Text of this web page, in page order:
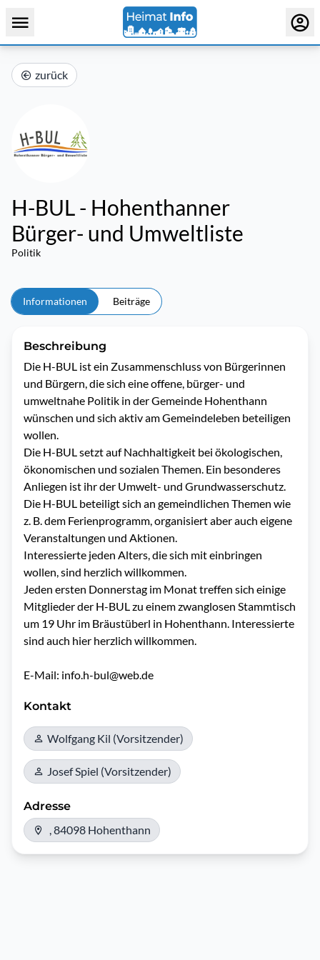
zurück
H-BUL - Hohenthanner
Bürger- und Umweltliste
Politik
Informationen Beiträge
Beschreibung
Die H-BUL ist ein Zusammenschluss von Bürgerinnen
und Bürgern, die sich eine offene, bürger- und
umweltnahe Politik in der Gemeinde Hohenthann
wünschen und sich aktiv am Gemeindeleben beteiligen
wollen.
Die H-BUL setzt auf Nachhaltigkeit bei ökologischen,
ökonomischen und sozialen Themen. Ein besonderes
Anliegen ist ihr der Umwelt- und Grundwasserschutz.
Die H-BUL beteiligt sich an gemeindlichen Themen wie
z. B. dem Ferienprogramm, organisiert aber auch eigene
Veranstaltungen und Aktionen.
Interessierte jeden Alters, die sich mit einbringen
wollen, sind herzlich willkommen.
Jeden ersten Donnerstag im Monat treffen sich einige
Mitglieder der H-BUL zu einem zwanglosen Stammtisch
um 19 Uhr im Bräustüberl in Hohenthann. Interessierte
sind auch hier herzlich willkommen.
Kontakt
Wolfgang Kil (Vorsitzender)
Josef Spiel (Vorsitzender)
Adresse
, 84098 Hohenthann